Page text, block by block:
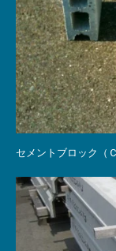
セメントブロック（Ｃ